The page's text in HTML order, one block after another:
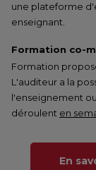
une plateforme
enseignant.
Formation co-
Formation
L'auditeur a la
l'enseignement
déroulent en
En